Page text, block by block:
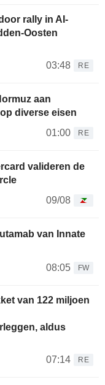
rally in AI-
Oosten
03:48
RE
aan
diverse eisen
01:00
RE
valideren de
09/08
van Innate
08:05
FW
van 122 miljoen
aldus
07:14
RE